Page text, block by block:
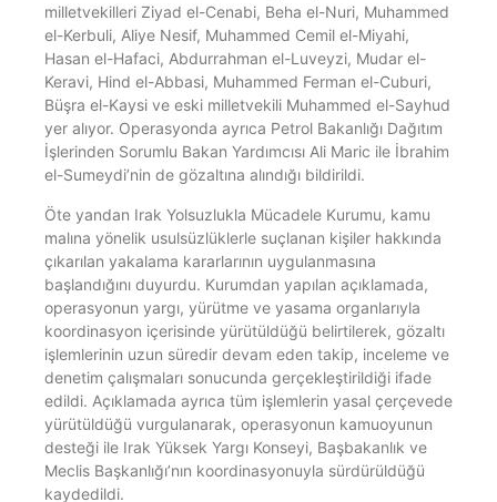
milletvekilleri Ziyad el-Cenabi, Beha el-Nuri, Muhammed
el-Kerbuli, Aliye Nesif, Muhammed Cemil el-Miyahi,
Hasan el-Hafaci, Abdurrahman el-Luveyzi, Mudar el-
Keravi, Hind el-Abbasi, Muhammed Ferman el-Cuburi,
Büşra el-Kaysi ve eski milletvekili Muhammed el-Sayhud
yer alıyor. Operasyonda ayrıca Petrol Bakanlığı Dağıtım
İşlerinden Sorumlu Bakan Yardımcısı Ali Maric ile İbrahim
el-Sumeydi’nin de gözaltına alındığı bildirildi.
Öte yandan Irak Yolsuzlukla Mücadele Kurumu, kamu
malına yönelik usulsüzlüklerle suçlanan kişiler hakkında
çıkarılan yakalama kararlarının uygulanmasına
başlandığını duyurdu. Kurumdan yapılan açıklamada,
operasyonun yargı, yürütme ve yasama organlarıyla
koordinasyon içerisinde yürütüldüğü belirtilerek, gözaltı
işlemlerinin uzun süredir devam eden takip, inceleme ve
denetim çalışmaları sonucunda gerçekleştirildiği ifade
edildi. Açıklamada ayrıca tüm işlemlerin yasal çerçevede
yürütüldüğü vurgulanarak, operasyonun kamuoyunun
desteği ile Irak Yüksek Yargı Konseyi, Başbakanlık ve
Meclis Başkanlığı’nın koordinasyonuyla sürdürüldüğü
kaydedildi.